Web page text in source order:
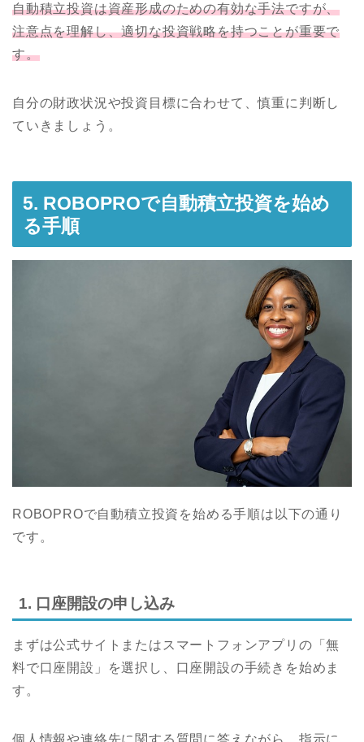
自動積立投資は資産形成のための有効な手法ですが、
注意点を理解し、適切な投資戦略を持つことが重要で
す。
自分の財政状況や投資目標に合わせて、慎重に判断し
ていきましょう。
5. ROBOPROで自動積立投資を始め
る手順
ROBOPROで自動積立投資を始める手順は以下の通り
です。
1. 口座開設の申し込み
まずは公式サイトまたはスマートフォンアプリの「無
料で口座開設」を選択し、口座開設の手続きを始めま
す。